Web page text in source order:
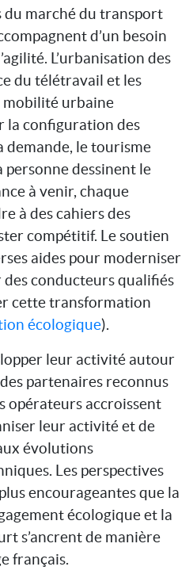
du marché du transport
d’un besoin
L’urbanisation des
du télétravail et les
mobilité urbaine
la configuration des
demande, le tourisme
personne dessinent le
à venir, chaque
à des cahiers des
compétitif. Le soutien
aides pour moderniser
conducteurs qualifiés
cette transformation
écologique).
leur activité autour
partenaires reconnus
opérateurs accroissent
leur activité et de
évolutions
Les perspectives
encourageantes que la
écologique et la
s’ancrent de manière
français.